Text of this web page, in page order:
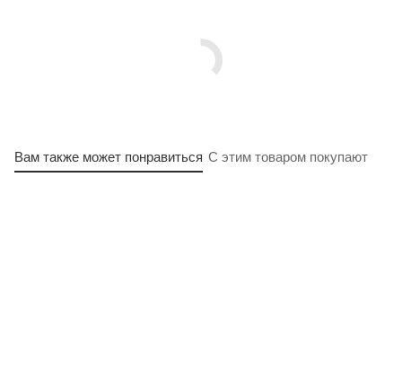
Вам также может понравиться С этим товаром покупают